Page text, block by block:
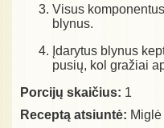
Visus
blynus.
Įdarytus blynus
pusių, kol gražiai
Porcijų skaičius: 1
Receptą atsiuntė: Miglė